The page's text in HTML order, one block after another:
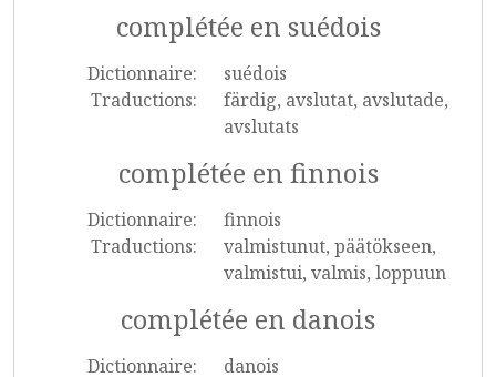
complétée en suédois
Dictionnaire:
suédois
Traductions:
färdig, avslutat, avslutade,
avslutats
complétée en finnois
Dictionnaire:
finnois
Traductions:
valmistunut, päätökseen,
valmistui, valmis, loppuun
complétée en danois
Dictionnaire:
danois